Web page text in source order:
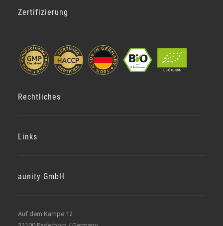
Zertifizierung
Rechtliches
Links
aunity GmbH
Auf dem Kampe 12